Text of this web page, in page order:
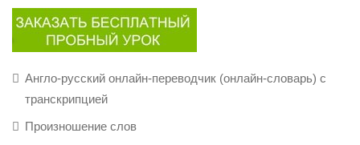
Англо-русский онлайн-переводчик (онлайн-словарь) с
транскрипцией
Произношение слов